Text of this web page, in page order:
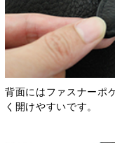
背面にはファスナーポ
く開けやすいです。